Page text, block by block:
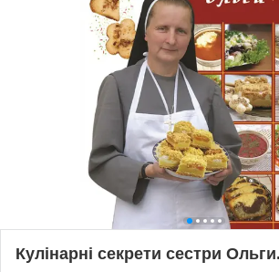
Кулінарні секрети сестри